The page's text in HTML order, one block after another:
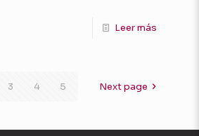
Leer más
3 4 5 Next page